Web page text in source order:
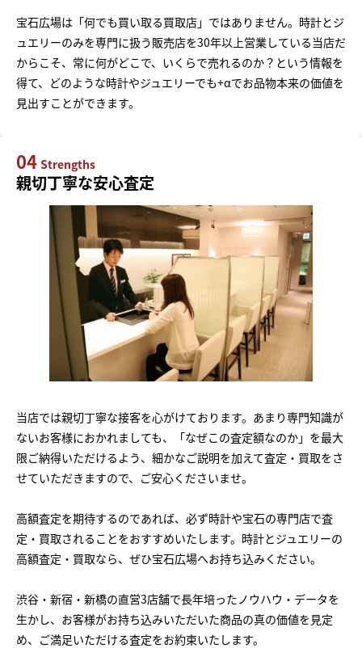
宝石広場は「何でも買い取る買取店」ではありません。時計とジ
ュエリーのみを専門に扱う販売店を30年以上営業している当店だ
からこそ、常に何がどこで、いくらで売れるのか？という情報を
得て、どのような時計やジュエリーでも+αでお品物本来の価値を
見出すことができます。
04 Strengths
親切丁寧な安心査定
当店では親切丁寧な接客を心がけております。あまり専門知識が
ないお客様におかれましても、「なぜこの査定額なのか」を最大
限ご納得いただけるよう、細かなご説明を加えて査定・買取をさ
せていただきますので、ご安心くださいませ。
高額査定を期待するのであれば、必ず時計や宝石の専門店で査
定・買取されることをおすすめいたします。時計とジュエリーの
高額査定・買取なら、ぜひ宝石広場へお持ち込みください。
渋谷・新宿・新橋の直営3店舗で長年培ったノウハウ・データを
生かし、お客様がお持ち込みいただいた商品の真の価値を見定
め、ご満足いただける査定をお約束いたします。